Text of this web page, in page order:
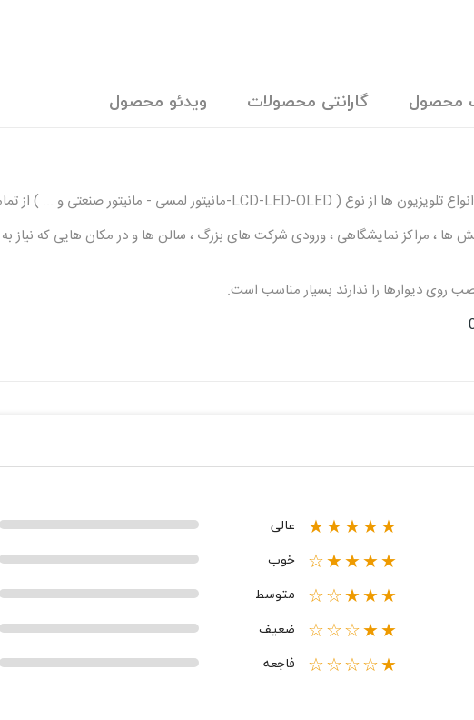
محصول گارانتی محصولات ویدئو محصول
ها ، مراکز نمایشگاهی ، ورودی شرکت های بزرگ ، سالن ها و در مکان هایی که نیاز
روی دیوارها را ندارند بسیار مناسب است.
★★★★★ عالی
★★★★☆ خوب
★★★☆☆ متوسط
★★☆☆☆ ضعیف
★☆☆☆☆ فاجعه